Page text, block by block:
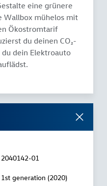
eine grünere
Wallbox mühelos mit
Ökostromtarif
du deinen CO₂-
dein Elektroauto
2040142-01
1st generation (2020)